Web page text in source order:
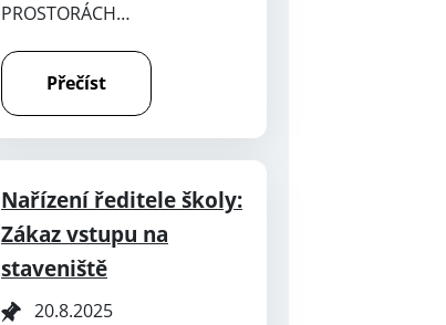
PROSTORÁCH…
Přečíst
Nařízení ředitele školy:
Zákaz vstupu na
staveniště
20.8.2025